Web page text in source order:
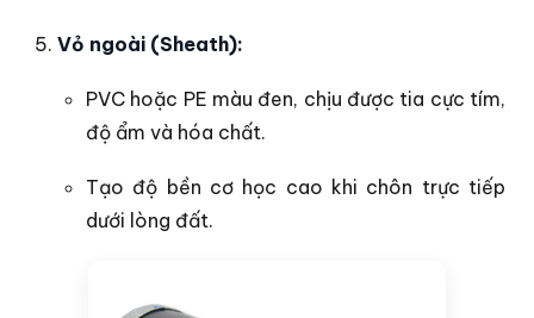
Vỏ ngoài (Sheath):
PVC hoặc PE màu đen, chịu được tia cực tím,
độ ẩm và hóa chất.
Tạo độ bền cơ học cao khi chôn trực tiếp
dưới lòng đất.